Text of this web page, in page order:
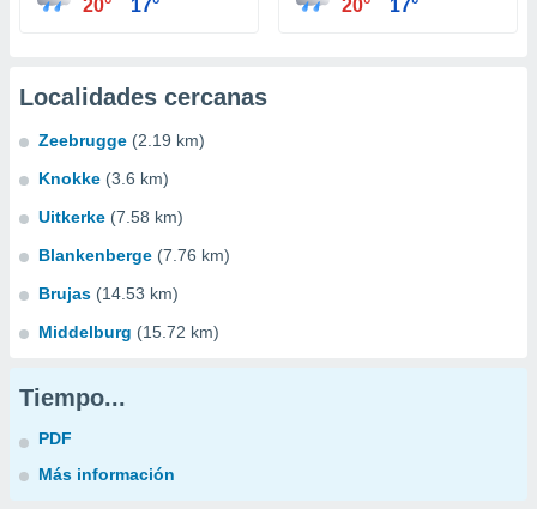
20° 17° 20° 17°
Localidades cercanas
Zeebrugge (2.19 km)
Knokke (3.6 km)
Uitkerke (7.58 km)
Blankenberge (7.76 km)
Brujas (14.53 km)
Middelburg (15.72 km)
Tiempo...
PDF
Más información